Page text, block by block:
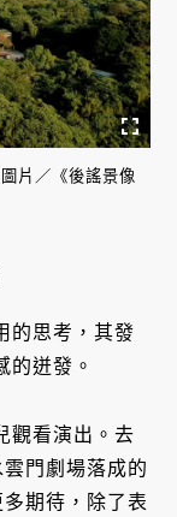
片／《後謠景像
的思考，其發
的迸發。
觀看演出。去
門劇場落成的
期待，除了表